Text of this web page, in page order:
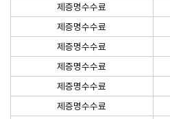
제증명수수료
제증명수수료
제증명수수료
제증명수수료
제증명수수료
제증명수수료